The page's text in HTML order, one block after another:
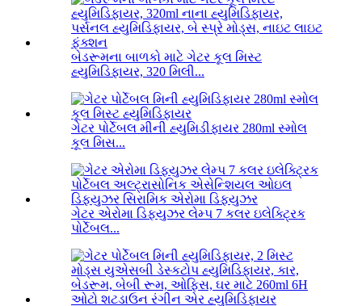
બેડરૂમના બાળકો માટે ગેટર કૂલ મિસ્ટ
હ્યુમિડિફાયર, 320 મિલી...
ગેટર પોર્ટેબલ મીની હ્યુમિડીફાયર 280ml સ્મોલ
કૂલ મિસ...
ગેટર એરોમા ડિફ્યુઝર લેમ્પ 7 કલર ઇલેક્ટ્રિક
પોર્ટેબલ...